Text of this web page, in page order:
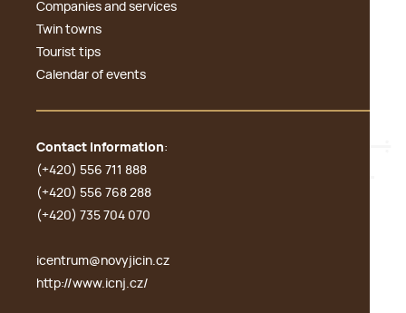
Companies and services
Twin towns
Tourist tips
Calendar of events
Contact information:
(+420) 556 711 888
(+420) 556 768 288
(+420) 735 704 070
icentrum@novyjicin.cz
http://www.icnj.cz/